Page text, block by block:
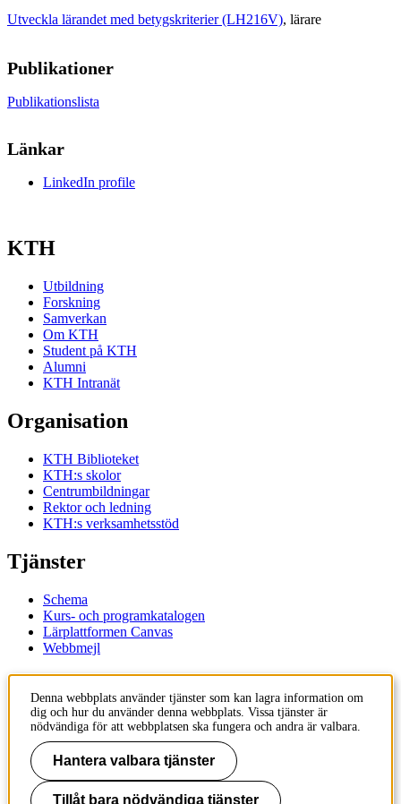
Utveckla lärandet med betygskriterier (LH216V), lärare
Publikationer
Publikationslista
Länkar
LinkedIn profile
KTH
Utbildning
Forskning
Samverkan
Om KTH
Student på KTH
Alumni
KTH Intranät
Organisation
KTH Biblioteket
KTH:s skolor
Centrumbildningar
Rektor och ledning
KTH:s verksamhetsstöd
Tjänster
Schema
Kurs- och programkatalogen
Lärplattformen Canvas
Webbmejl
Kontakt
KTH
100 44 Stockholm
+46 8 790 60 00
Kontakta KTH
Denna webbplats använder tjänster som kan lagra information om
dig och hur du använder denna webbplats. Vissa tjänster är
nödvändiga för att webbplatsen ska fungera och andra är valbara.
Hantera valbara tjänster
Tillåt bara nödvändiga tjänster